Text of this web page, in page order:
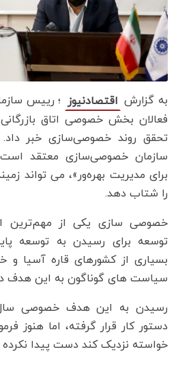
به گزارش اقتصادنیوز ؛ رییس
فعالان بخش خصوصی اتاق
تحقق روند خصوصی‌سازی خبر
سازمان خصوصی‌سازی معتقد است
برای مدیریت بهره‌ور»، می تواند
را شتاب دهد.
خصوصی سازی یکی از مهم‌ترین
توسعه برای رسیدن به توسعه
بسیاری از کشورهای قاره آسیا و
سیاست های گوناگون به این هدف
رسیدن به این هدف خصوصی
دستور کار قرار گرفته، اما هنوز
خواسته نزدیک کند دست پیدا نکرده